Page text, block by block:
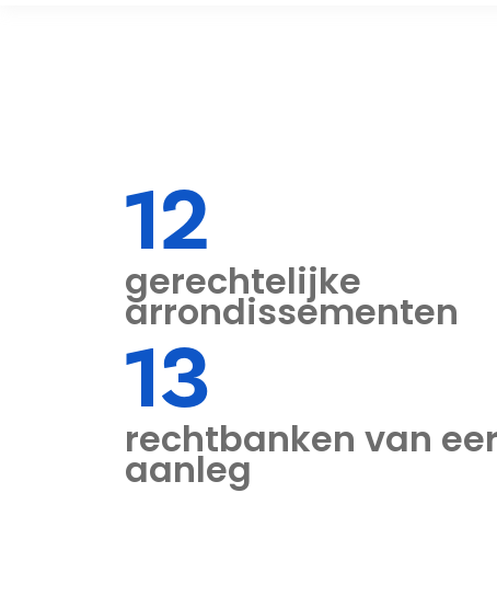
12
gerechtelijke
arrondissementen
13
rechtbanken van
aanleg